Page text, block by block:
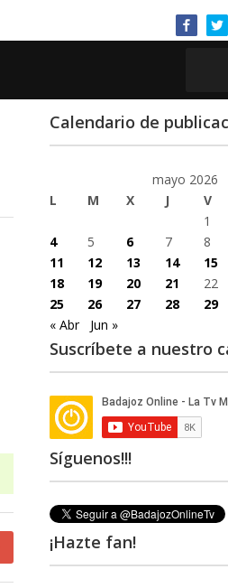
Calendario de
mayo 2026
L
M X J V
1
4
5 6 7 8
11
12 13 14 15
18
19 20 21 22
25
26 27 28 29
« Abr
Jun »
Suscríbete a nuestro
Síguenos!!!
¡Hazte fan!